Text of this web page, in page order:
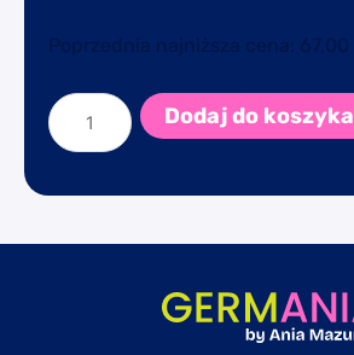
Poprzednia najniższa cena: 67,00
WORTSCHATZ-
RAKETE
Dodaj do koszyka